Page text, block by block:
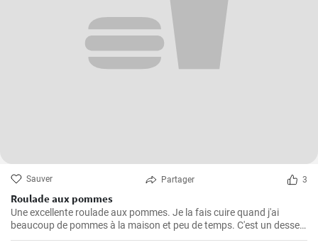
Sauver Partager 3
Roulade aux pommes
Une excellente roulade aux pommes. Je la fais cuire quand j'ai
beaucoup de pommes à la maison et peu de temps. C'est un dessert
rapide et facile qui plait toujours.